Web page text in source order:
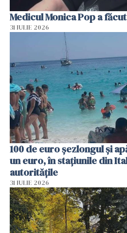
Medicul Monica Pop a
31 IULIE 2026
100 de euro șezlongul și
un euro, în stațiunile din
autoritățile
31 IULIE 2026